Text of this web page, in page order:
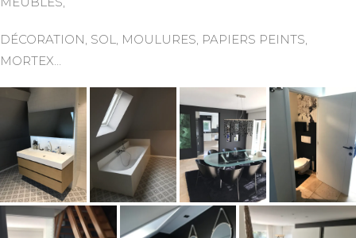
DÉCORATION, SOL, MOULURES, PAPIERS PEINTS,
MORTEX…